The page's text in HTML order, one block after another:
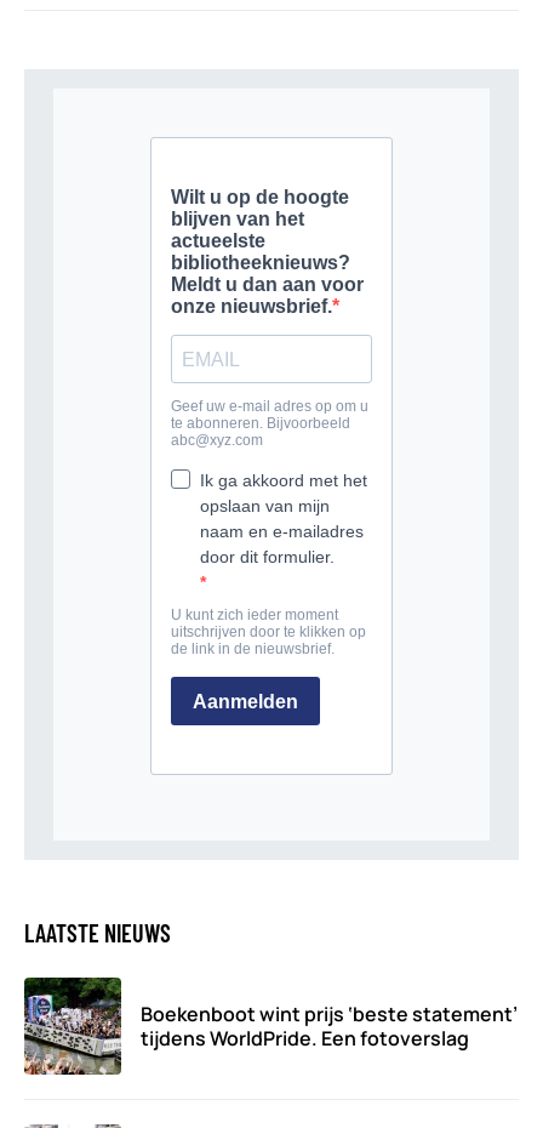
LAATSTE NIEUWS
Boekenboot wint prijs ‘beste statement’
tijdens WorldPride. Een fotoverslag